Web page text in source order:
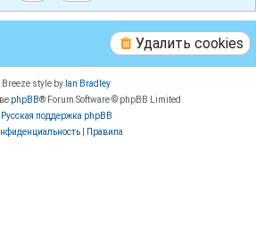
Удалить cookies
Breeze style by Ian Bradley
phpBB® Forum Software © phpBB Limited
Русская поддержка phpBB
Правила